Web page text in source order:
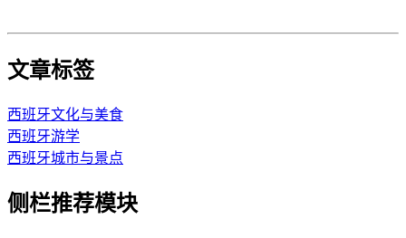
文章标签
西班牙文化与美食
西班牙游学
西班牙城市与景点
侧栏推荐模块